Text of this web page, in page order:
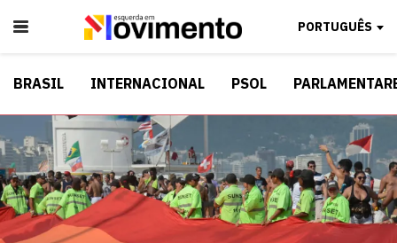
PORTUGUÊS
BRASIL INTERNACIONAL PSOL